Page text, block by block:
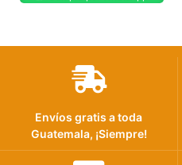
Envíos gratis a toda
Guatemala, ¡Siempre!